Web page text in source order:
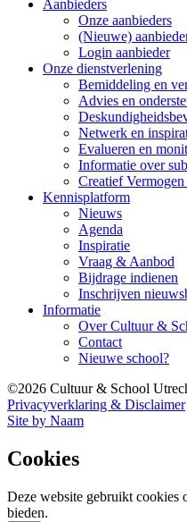
Aanbieders
Onze aanbieders
(Nieuwe)
Login aanbieder
Onze dienstverlening
Bemiddeling en
Advies en
Netwerk en
Evalueren en
Informatie over
Creatief
Kennisplatform
Nieuws
Agenda
Inspiratie
Vraag & Aanbod
Bijdrage indienen
Inschrijven
Informatie
Over Cultuur &
Contact
Nieuwe school?
©2026 Cultuur & School
Privacyverklaring & Disclaimer
Site by Naam
Cookies
Deze website gebruikt cookies
bieden.